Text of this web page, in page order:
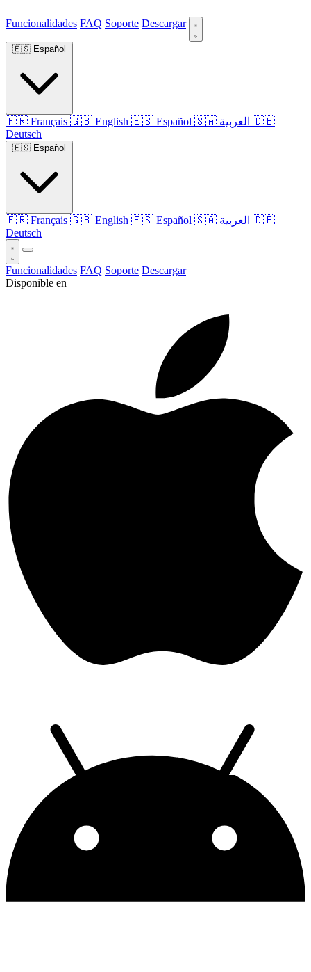
Funcionalidades FAQ Soporte Descargar
🇪🇸 Español
🇫🇷 Français 🇬🇧 English 🇪🇸 Español 🇸🇦
🇩🇪
Deutsch
🇪🇸 Español
🇫🇷 Français 🇬🇧 English 🇪🇸 Español 🇸🇦
🇩🇪
Deutsch
Funcionalidades FAQ Soporte Descargar
Disponible en